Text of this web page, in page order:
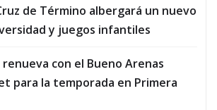
de Término albergará un nuevo
y juegos infantiles
con el Bueno Arenas
para la temporada en Primera